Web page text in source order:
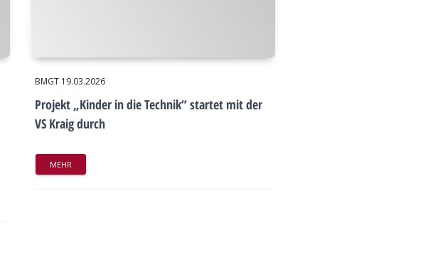
BMGT 19.03.2026
Projekt „Kinder in die Technik“ startet mit der
VS Kraig durch
MEHR